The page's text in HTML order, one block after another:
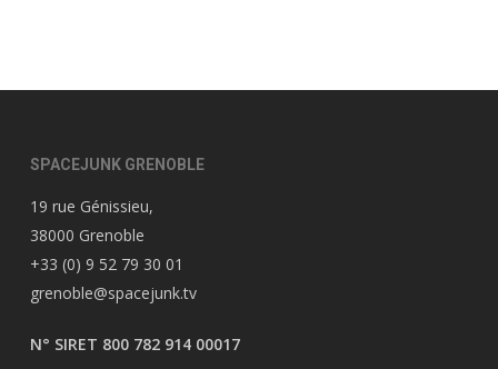
SPACEJUNK GRENOBLE
19 rue Génissieu,
38000 Grenoble
+33 (0) 9 52 79 30 01
grenoble@spacejunk.tv
N° SIRET 800 782 914 00017